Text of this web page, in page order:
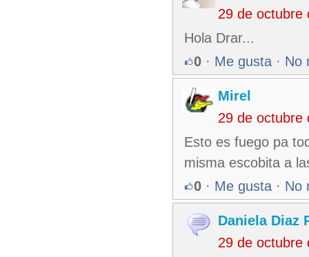
29 de octubre
Hola Drar...
0 · Me gusta · No
Mirel
29 de octubre
Esto es fuego pa
misma escobita a
0 · Me gusta · No
Daniela Diaz
29 de octubre